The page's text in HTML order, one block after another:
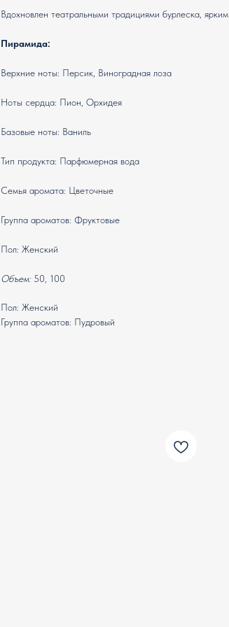
Вдохновлен театральными традициями бурлеска,
Пирамида:
Верхние ноты: Персик, Виноградная лоза
Ноты сердца: Пион, Орхидея
Базовые ноты: Ваниль
Тип продукта: Парфюмерная вода
Семья аромата: Цветочные
Группа ароматов: Фруктовые
Пол: Женский
Объем:50, 100
Пол: Женский
Группа ароматов: Пудровый